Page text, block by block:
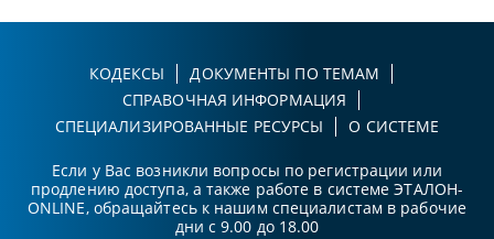
КОДЕКСЫ
ДОКУМЕНТЫ ПО ТЕМАМ
СПРАВОЧНАЯ ИНФОРМАЦИЯ
СПЕЦИАЛИЗИРОВАННЫЕ РЕСУРСЫ
О СИСТЕМЕ
Если у Вас возникли вопросы по регистрации или
продлению доступа, а также работе в системе ЭТАЛОН-
ONLINE, обращайтесь к нашим специалистам в рабочие
дни с 9.00 до 18.00